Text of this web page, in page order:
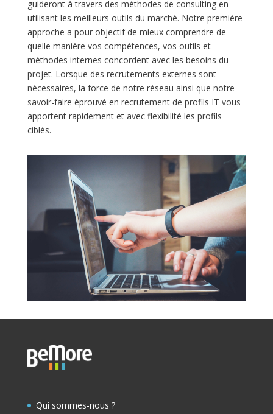
guideront à travers des méthodes de consulting en
utilisant les meilleurs outils du marché. Notre première
approche a pour objectif de mieux comprendre de
quelle manière vos compétences, vos outils et
méthodes internes concordent avec les besoins du
projet. Lorsque des recrutements externes sont
nécessaires, la force de notre réseau ainsi que notre
savoir-faire éprouvé en recrutement de profils IT vous
apportent rapidement et avec flexibilité les profils
ciblés.
Qui sommes-nous ?